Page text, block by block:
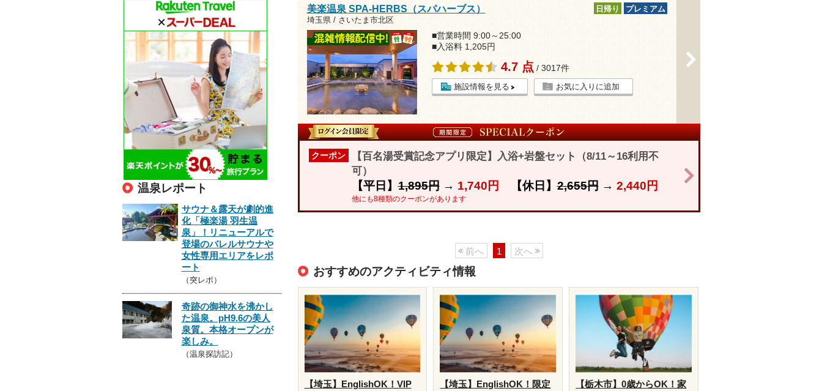
美楽温泉 SPA-HERBS（スパハーブス）
埼玉県 / さいたま市北区
日帰り プレミアム
■営業時間 9:00～25:00
■入浴料 1,205円
4.7 点 / 3017件
施設情報を見る お気に入りに追加
クーポン
【百名湯受賞記念アプリ限定】入浴+岩盤セット（8/11～16利用不
可）
【平日】1,895円→ 1,740円 【休日】2,655円→ 2,440円
他にも8種類のクーポンがあります
前へ 1 次へ
おすすめのアクティビティ情報
【埼玉】EnglishOK！VIP
【埼玉】EnglishOK！限定
【栃木市】0歳からOK！家
温泉レポート
サウナ＆露天が劇的進
化「極楽湯 羽生温
泉」！リニューアルで
登場のバレルサウナや
女性専用エリアをレポ
ート
（突レポ）
奇跡の御神水を沸かし
た温泉。pH9.6の美人
泉質。本格オープンが
楽しみ。
（温泉探訪記）